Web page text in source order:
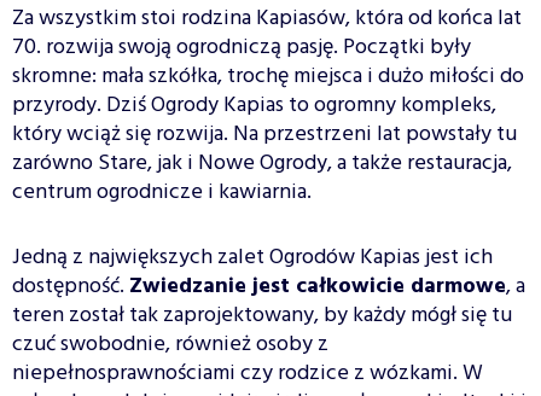
Za wszystkim stoi rodzina Kapiasów, która od końca lat
70. rozwija swoją ogrodniczą pasję. Początki były
skromne: mała szkółka, trochę miejsca i dużo miłości do
przyrody. Dziś Ogrody Kapias to ogromny kompleks,
który wciąż się rozwija. Na przestrzeni lat powstały tu
zarówno Stare, jak i Nowe Ogrody, a także restauracja,
centrum ogrodnicze i kawiarnia.
Jedną z największych zalet Ogrodów Kapias jest ich
dostępność. Zwiedzanie jest całkowicie darmowe, a
teren został tak zaprojektowany, by każdy mógł się tu
czuć swobodnie, również osoby z
niepełnosprawnościami czy rodzice z wózkami. W